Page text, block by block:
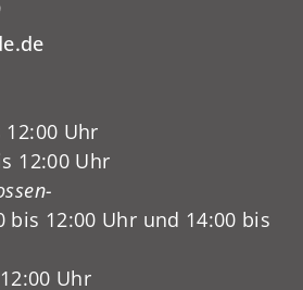
Uhr
12:00 Uhr
bis 12:00 Uhr und 14:00 bis
Uhr